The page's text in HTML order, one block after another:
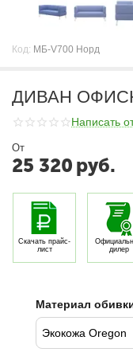
Код: МБ-V700 Норд
ДИВАН
Написать
От
25 320 руб.
Скачать прайс-
лист
дилер
Материал